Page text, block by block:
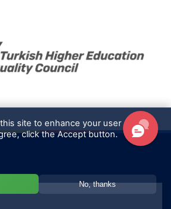
site to enhance your user
click the Accept button.
No, thanks